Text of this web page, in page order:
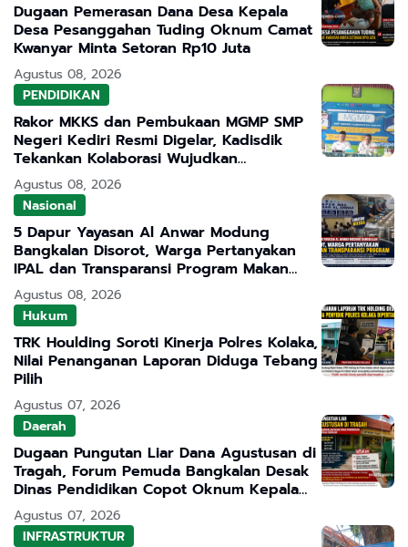
Dugaan Pemerasan Dana Desa Kepala
Desa Pesanggahan Tuding Oknum Camat
Kwanyar Minta Setoran Rp10 Juta
Agustus 08, 2026
PENDIDIKAN
Rakor MKKS dan Pembukaan MGMP SMP
Negeri Kediri Resmi Digelar, Kadisdik
Tekankan Kolaborasi Wujudkan
Pendidikan Bermutu
Agustus 08, 2026
Nasional
5 Dapur Yayasan Al Anwar Modung
Bangkalan Disorot, Warga Pertanyakan
IPAL dan Transparansi Program Makan
Bergizi Gratis
Agustus 08, 2026
Hukum
TRK Houlding Soroti Kinerja Polres Kolaka,
Nilai Penanganan Laporan Diduga Tebang
Pilih
Agustus 07, 2026
Daerah
Dugaan Pungutan Liar Dana Agustusan di
Tragah, Forum Pemuda Bangkalan Desak
Dinas Pendidikan Copot Oknum Kepala
Sekolah
Agustus 07, 2026
INFRASTRUKTUR